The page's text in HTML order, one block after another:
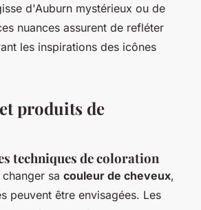
d'Auburn mystérieux ou de
nuances assurent de refléter
les inspirations des icônes
produits de
techniques de coloration
sa couleur de cheveux,
peuvent être envisagées. Les